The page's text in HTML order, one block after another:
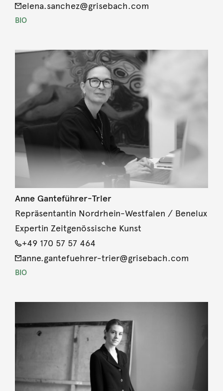
elena.sanchez@grisebach.com
BIO
Anne Ganteführer-Trier
Repräsentantin Nordrhein-Westfalen / Benelux
Expertin Zeitgenössische Kunst
+49 170 57 57 464
anne.gantefuehrer-trier@grisebach.com
BIO